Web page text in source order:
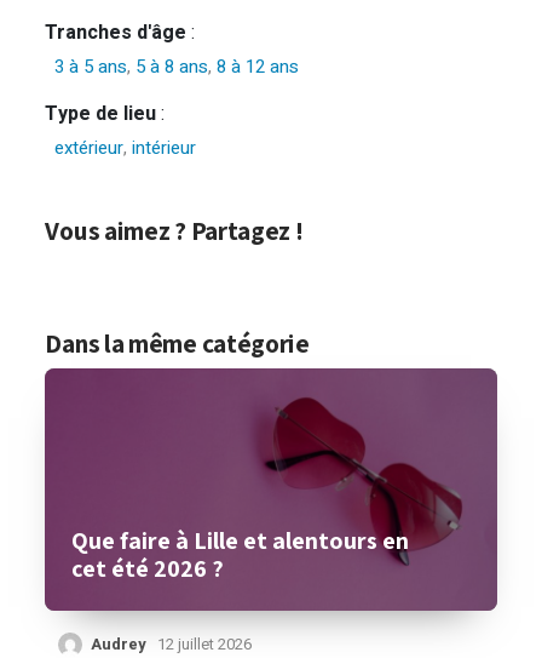
Tranches d'âge :
3 à 5 ans, 5 à 8 ans,8 à 12 ans
Type de lieu:
extérieur,intérieur
Vous aimez ? Partagez !
Dans la même catégorie
Que faire à Lille et alentours en
cet été 2026 ?
Audrey 12 juillet 2026